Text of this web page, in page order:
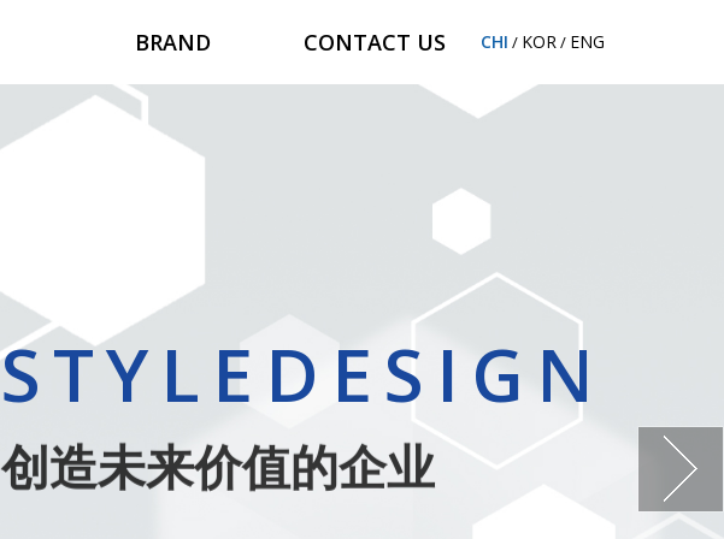
BRAND CONTACT US CHI / KOR/ ENG
STYLEDESIGN
创造未来价值的企业